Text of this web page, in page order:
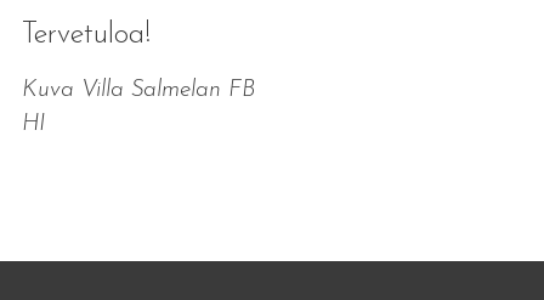
Tervetuloa!
Kuva Villa Salmelan FB
HI